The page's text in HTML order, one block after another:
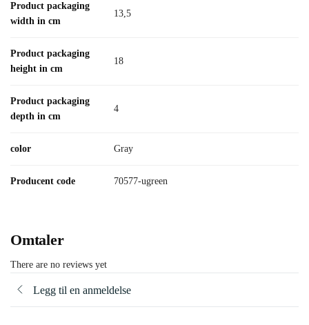
Product packaging
width in cm
13,5
Product packaging
height in cm
18
Product packaging
depth in cm
4
color Gray
Producent code 70577-ugreen
Omtaler
There are no reviews yet
Legg til en anmeldelse